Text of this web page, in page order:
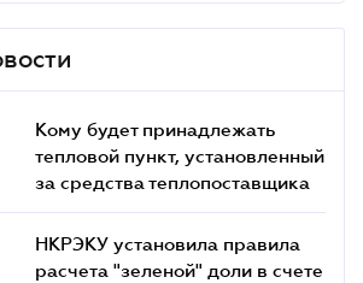
Кому будет принадлежать
тепловой пункт, установленный
за средства теплопоставщика
НКРЭКУ установила правила
расчета "зеленой" доли в счете